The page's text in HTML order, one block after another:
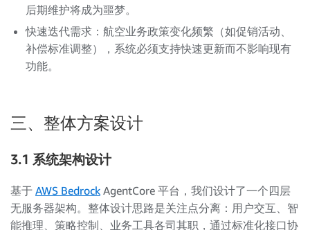
后期维护将成为噩梦。
快速迭代需求：航空业务政策变化频繁（如促销活动、
补偿标准调整），系统必须支持快速更新而不影响现有
功能。
三、整体方案设计
3.1 系统架构设计
基于 AWS Bedrock AgentCore 平台，我们设计了一个四层
无服务器架构。整体设计思路是关注点分离：用户交互、智
能推理、策略控制、业务工具各司其职，通过标准化接口协